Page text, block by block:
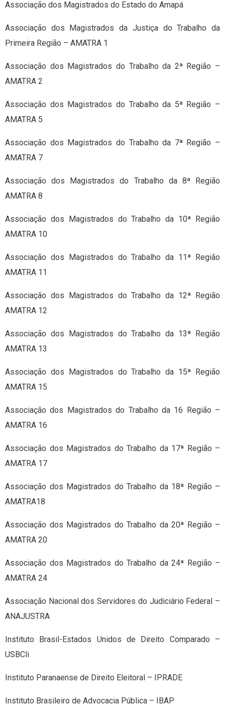
Associação dos Magistrados do Estado do Amapá
Associação dos Magistrados da Justiça do Trabalho da
Primeira Região – AMATRA 1
Associação dos Magistrados do Trabalho da 2ª Região –
AMATRA 2
Associação dos Magistrados do Trabalho da 5ª Região –
AMATRA 5
Associação dos Magistrados do Trabalho da 7ª Região –
AMATRA 7
Associação dos Magistrados do Trabalho da 8ª Região
AMATRA 8
Associação dos Magistrados do Trabalho da 10ª Região
AMATRA 10
Associação dos Magistrados do Trabalho da 11ª Região
AMATRA 11
Associação dos Magistrados do Trabalho da 12ª Região
AMATRA 12
Associação dos Magistrados do Trabalho da 13ª Região
AMATRA 13
Associação dos Magistrados do Trabalho da 15ª Região
AMATRA 15
Associação dos Magistrados do Trabalho da 16 Região –
AMATRA 16
Associação dos Magistrados do Trabalho da 17ª Região –
AMATRA 17
Associação dos Magistrados do Trabalho da 18ª Região –
AMATRA18
Associação dos Magistrados do Trabalho da 20ª Região –
AMATRA 20
Associação dos Magistrados do Trabalho da 24ª Região –
AMATRA 24
Associação Nacional dos Servidores do Judiciário Federal –
ANAJUSTRA
Instituto Brasil-Estados Unidos de Direito Comparado –
USBCli
Instituto Paranaense de Direito Eleitoral – IPRADE
Instituto Brasileiro de Advocacia Pública – IBAP